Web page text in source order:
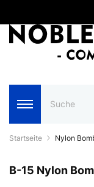
Startseite Nylon
B-15 Nylon